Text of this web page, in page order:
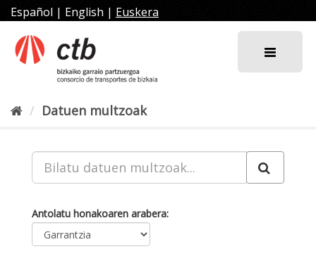
Joan
edukira
Español | English | Euskera
Datuen multzoak
Antolatu honakoaren arabera